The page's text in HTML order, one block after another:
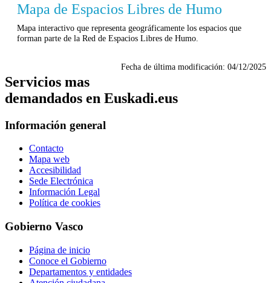
Mapa de Espacios Libres de Humo
Mapa interactivo que representa geográficamente los espacios que
forman parte de la Red de Espacios Libres de Humo.
Fecha de última modificación: 04/12/2025
Servicios mas
demandados en Euskadi.eus
Información general
Contacto
Mapa web
Accesibilidad
Sede Electrónica
Información Legal
Política de cookies
Gobierno Vasco
Página de inicio
Conoce el Gobierno
Departamentos y entidades